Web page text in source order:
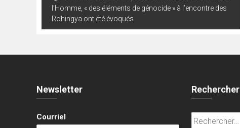
l’article
l’Homme, « des éléments de génocide » à l’encontre des
Rohingya ont été évoqués
Newsletter
Courriel
Rechercher
Rechercher :